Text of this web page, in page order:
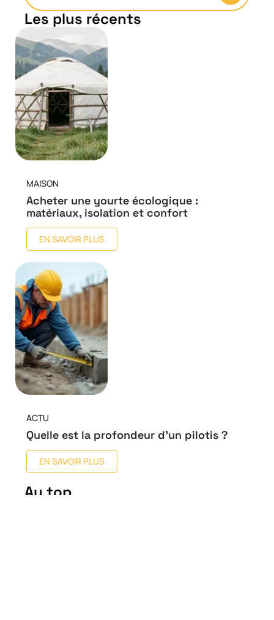
Les plus récents
MAISON
Acheter une yourte écologique :
matériaux, isolation et confort
EN SAVOIR PLUS
ACTU
Quelle est la profondeur d’un pilotis ?
EN SAVOIR PLUS
Au top